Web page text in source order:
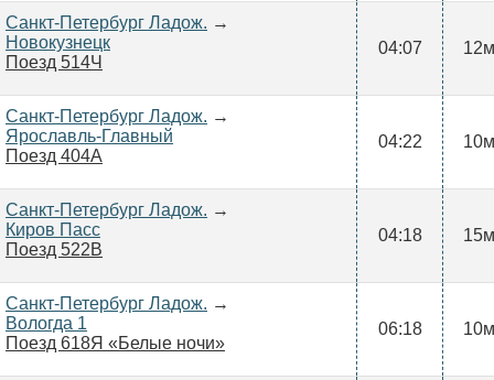
Санкт-Петербург Ладож. →
Новокузнецк
Поезд 514Ч
04:07 12м
Санкт-Петербург Ладож. →
Ярославль-Главный
Поезд 404А
04:22 10м
Санкт-Петербург Ладож. →
Киров Пасс
Поезд 522В
04:18 15м
Санкт-Петербург Ладож. →
Вологда 1
Поезд 618Я «Белые ночи»
06:18 10м